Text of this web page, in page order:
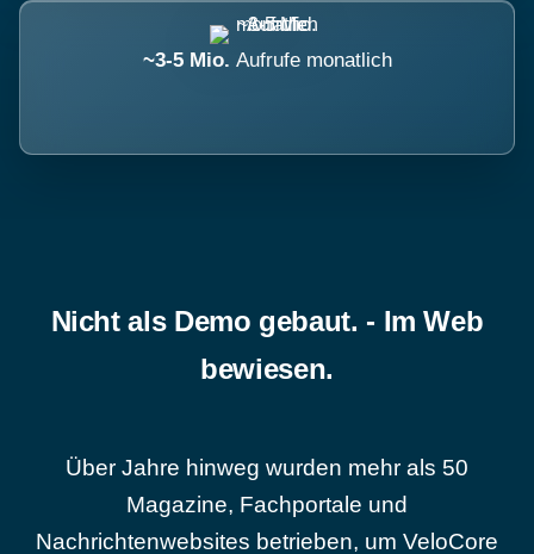
~3-5 Mio. Aufrufe monatlich
Nicht als Demo gebaut. - Im Web
bewiesen.
Über Jahre hinweg wurden mehr als 50
Magazine, Fachportale und
Nachrichtenwebsites betrieben, um VeloCore